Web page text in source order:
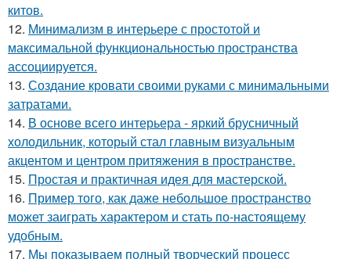
китов.
12. Минимализм в интерьере с простотой и
максимальной функциональностью пространства
ассоциируется.
13. Создание кровати своими руками с минимальными
затратами.
14. В основе всего интерьера - яркий брусничный
холодильник, который стал главным визуальным
акцентом и центром притяжения в пространстве.
15. Простая и практичная идея для мастерской.
16. Пример того, как даже небольшое пространство
может заиграть характером и стать по-настоящему
удобным.
17. Мы показываем полный творческий процесс